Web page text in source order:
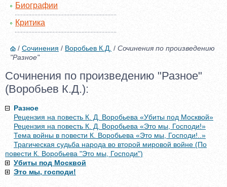
Биографии
Критика
/ Сочинения / Воробьев К.Д. / Сочинения по произведению
"Разное"
Сочинения по произведению "Разное"
(Воробьев К.Д.):
Разное
Рецензия на повесть К. Д. Воробьева «Убиты под Москвой»
Рецензия на повесть К. Д. Воробьева «Это мы, Господи!»
Тема войны в повести К. Воробьева «Это мы, Господи!..»
Трагическая судьба народа во второй мировой войне (По
повести К. Воробьева "Это мы, Господи")
Убиты под Москвой
Это мы, господи!